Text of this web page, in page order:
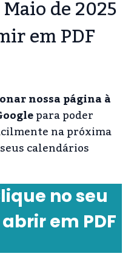
de 2025
em PDF
nossa página à
para poder
na próxima
calendários
no seu
em PDF